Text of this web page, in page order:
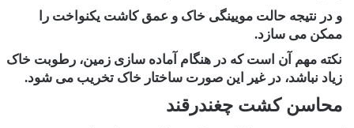
و در نتیجه حالت مویینگی خاک و عمق کاشت یکنواخت را
ممکن می سازد.
نکته مهم آن است که در هنگام آماده سازی زمین، رطوبت خاک
زیاد نباشد، در غیر این صورت ساختار خاک تخریب می شود.
محاسن کشت چغندرقند